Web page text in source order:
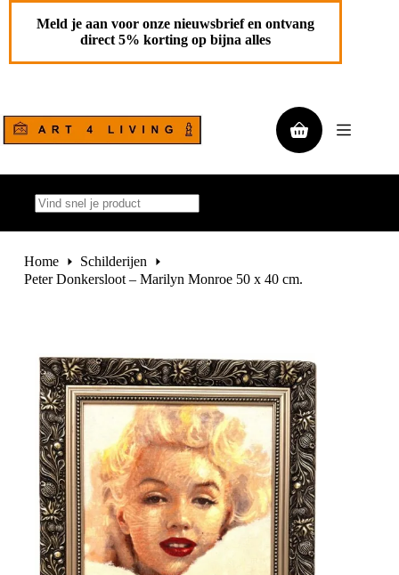
Ga
Peter Donkersloot – Marilyn Monroe 50 x 40 cm.
€850,00
Toevoegen aan
winkelwagen
Meld je aan voor onze nieuwsbrief en ontvang
direct 5% korting op bijna alles
Winkelwagen
resultaten
Home
Schilderijen
Peter Donkersloot – Marilyn Monroe 50 x 40 cm.